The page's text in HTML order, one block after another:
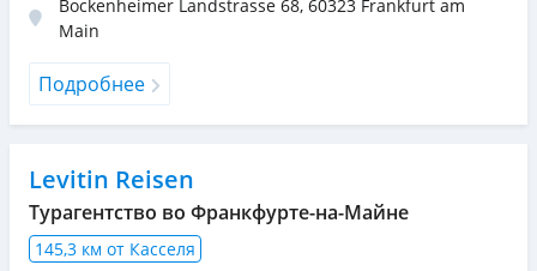
Bockenheimer Landstrasse 68, 60323 Frankfurt am
Main
Подробнее
Levitin Reisen
Турагентство во Франкфурте-на-Майне
145,3 км от Касселя